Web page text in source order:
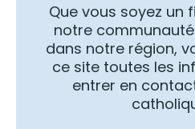
Que vous soyez un
notre
dans notre région,
ce site toutes les
entrer en